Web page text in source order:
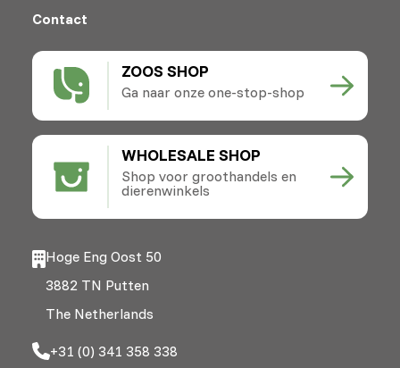
ZOOS SHOP
Ga naar onze one-stop-shop
WHOLESALE SHOP
Shop voor groothandels en
dierenwinkels
Contact
Hoge Eng Oost 50
3882 TN Putten
The Netherlands
+31 (0) 341 358 338